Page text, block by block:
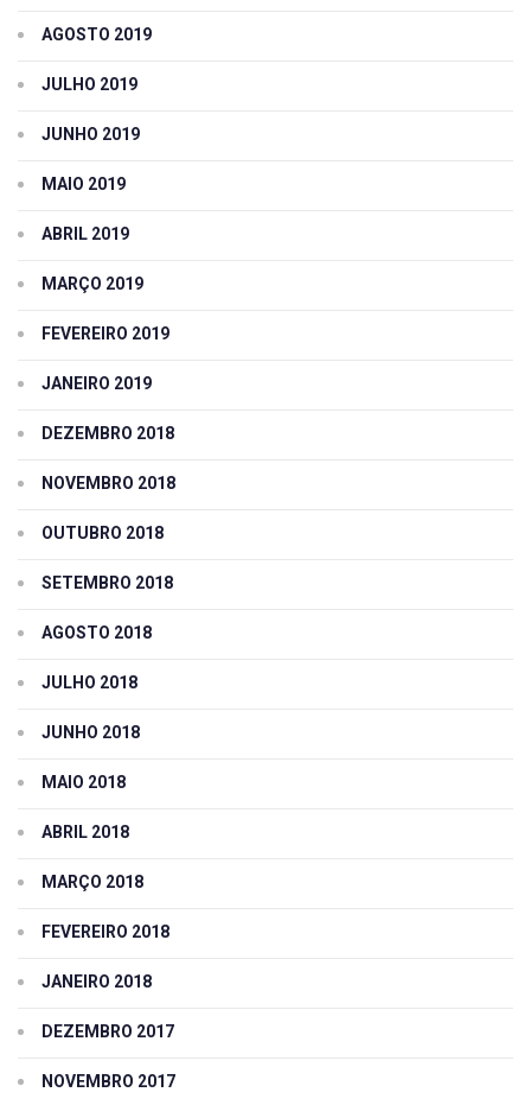
AGOSTO 2019
JULHO 2019
JUNHO 2019
MAIO 2019
ABRIL 2019
MARÇO 2019
FEVEREIRO 2019
JANEIRO 2019
DEZEMBRO 2018
NOVEMBRO 2018
OUTUBRO 2018
SETEMBRO 2018
AGOSTO 2018
JULHO 2018
JUNHO 2018
MAIO 2018
ABRIL 2018
MARÇO 2018
FEVEREIRO 2018
JANEIRO 2018
DEZEMBRO 2017
NOVEMBRO 2017